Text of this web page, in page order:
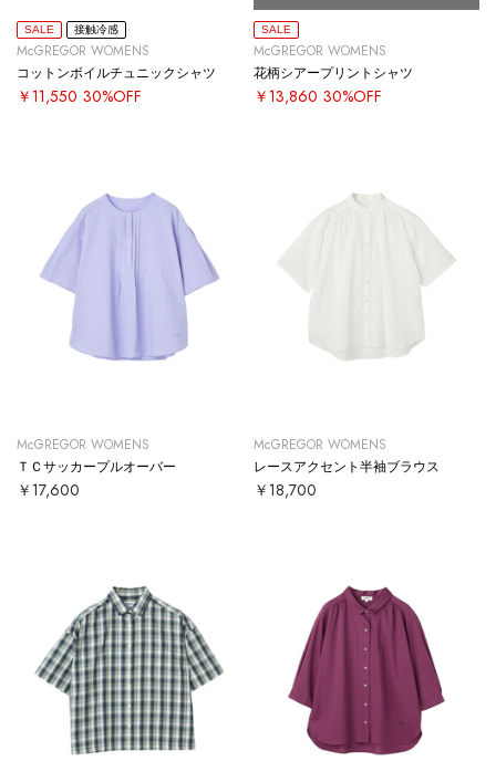
SALE 接触冷感
McGREGOR WOMENS
コットンボイルチュニックシャツ
￥11,550 30%OFF
SALE
McGREGOR WOMENS
花柄シアープリントシャツ
￥13,860 30%OFF
McGREGOR WOMENS
ＴＣサッカープルオーバー
￥17,600
McGREGOR WOMENS
レースアクセント半袖ブラウス
￥18,700